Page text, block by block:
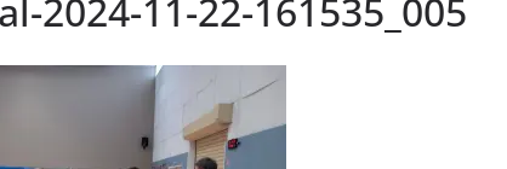
2024-11-22-161535_005